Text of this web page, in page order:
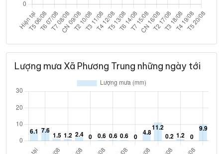
Lượng mưa Xã Phương Trung những ngày tới